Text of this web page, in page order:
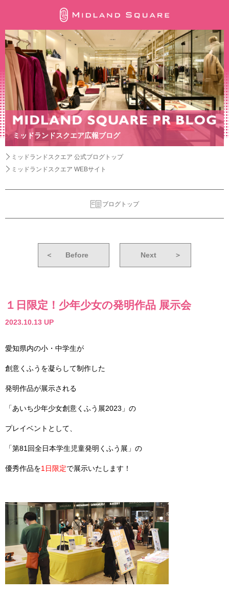
ミッドランドスクエア広報ブログ
ミッドランドスクエア 公式ブログトップ
ミッドランドスクエア WEBサイト
ブログトップ
＜ Before Next ＞
１日限定！少年少女の発明作品 展示会
2023.10.13 UP
愛知県内の小・中学生が
創意くふうを凝らして制作した
発明作品が展示される
「あいち少年少女創意くふう展2023」の
プレイベントとして、
「第81回全日本学生児童発明くふう展」の
優秀作品を1日限定で展示いたします！